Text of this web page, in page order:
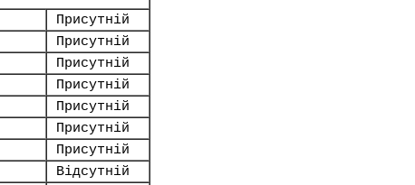
Присутній
Присутній
Присутній
Присутній
Присутній
Присутній
Присутній
Відсутній